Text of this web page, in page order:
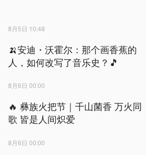
8月5日 10:48
🍌安迪・沃霍尔：那个画香蕉的
人，如何改写了音乐史？🎵
8月6日 00:00
🔥 彝族火把节｜千山菌香 万火同
歌 皆是人间炽爱
8月6日 00:00